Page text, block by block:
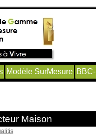
Modèle SurMesure
Maison